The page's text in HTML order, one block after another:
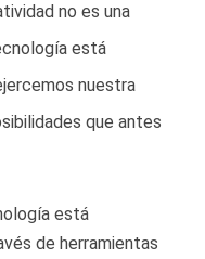
no es una
está
nuestra
que antes
está
de herramientas